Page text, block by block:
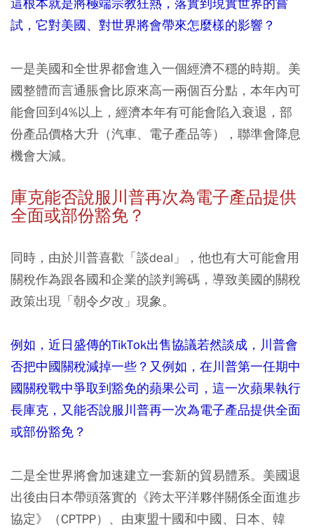
試，它對美國、對世界將會帶來怎麼樣的影響？
一是美國和全世界都會進入一個經濟不穩的時期。美
國整體而言通脹會比原來高一兩個百分點，本年內可
能會回到4%以上，經濟本年有可能會陷入衰退，部
份產品價格大升（汽車、電子產品等），聯準會降息
機會大減。
庫克能否說服川普再次為電子產品提供
全面或部份豁免？
同時，由於川普喜歡「談deal」，他也有大可能會用
關稅作為跟各國和企業的談判籌碼，導致美國的關稅
政策出現「朝令夕改」現象。
例如，近日盛傳的TikTok出售協議若然談成，川普會
否把中國關稅減掉一些？又例如，在川普第一任期中
國關稅戰中爭取到豁免的蘋果公司，這一次蘋果執行
長庫克，又能否說服川普再一次為電子產品提供全面
或部份豁免？
二是全世界將會加速建立一套新的貿易體系。美國退
出後由日本帶頭落實的《跨太平洋夥伴關係全面進步
協定》（CPTPP）、由東盟十國和中國、日本、韓